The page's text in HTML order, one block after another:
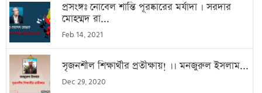
প্রসংঙ্গঃ নোবেল শান্তি পূরষ্কারের মর্যাদা । সরদার
মোহম্মদ রা...
Feb 14, 2021
সৃজনশীল শিক্ষার্থীর প্রতীক্ষায়! ।। মনজুরুল ইসলাম...
Dec 29, 2020